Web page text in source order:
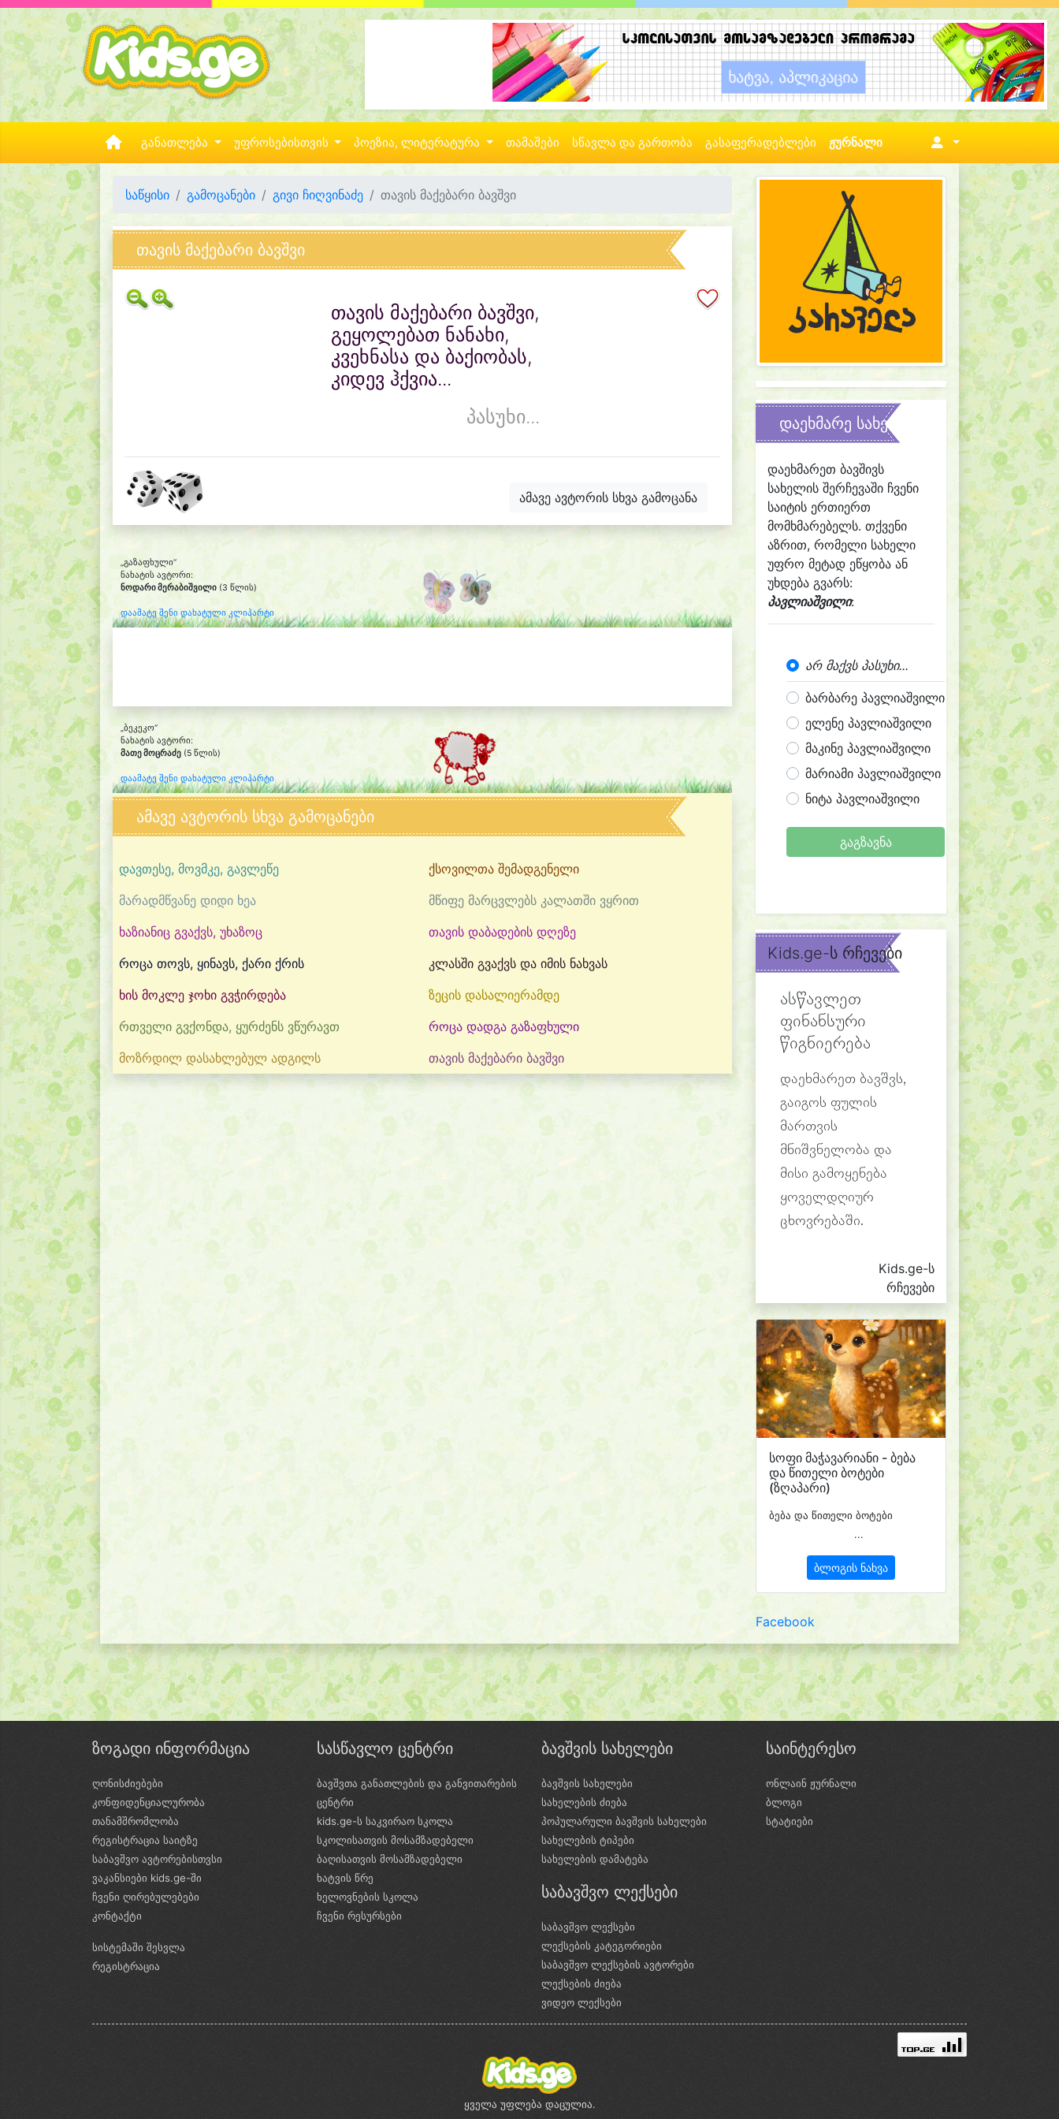
განათლება უფროსებისთვის პოეზია, ლიტერატურა თამაშები სწავლა და გართობა გასაფერადებლები ჟურნალი
საწყისი გამოცანები გივი ჩიღვინაძე თავის მაქებარი ბავშვი
თავის მაქებარი ბავშვი
თავის მაქებარი ბავშვი,
გეყოლებათ ნანახი,
კვეხნასა და ბაქიობას,
კიდევ ჰქვია...
პასუხი...
ამავე ავტორის სხვა გამოცანა
„გაზაფხული“
ნახატის ავტორი:
ნოდარი მერაბიშვილი (3 წლის)
დაამატე შენი დახატული კლიპარტი
„ბეკეკო“
ნახატის ავტორი:
მათე მოცრაძე (5 წლის)
დაამატე შენი დახატული კლიპარტი
ამავე ავტორის სხვა გამოცანები
დავთესე, მოვმკე, გავლეწე
ქსოვილთა შემადგენელი
მარადმწვანე დიდი ხეა
მწიფე მარცვლებს კალათში ვყრით
ხაზიანიც გვაქვს, უხაზოც
თავის დაბადების დღეზე
როცა თოვს, ყინავს, ქარი ქრის
კლასში გვაქვს და იმის ნახვას
ხის მოკლე ჯოხი გვჭირდება
ზეცის დასალიერამდე
რთველი გვქონდა, ყურძენს ვწურავთ
როცა დადგა გაზაფხული
მოზრდილ დასახლებულ ადგილს
თავის მაქებარი ბავშვი
დაეხმარე სახელის შერჩევაში
დაეხმარეთ ბავშივს
სახელის შერჩევაში ჩვენი
საიტის ერთიერთ
მომხმარებელს. თქვენი
აზრით, რომელი სახელი
უფრო მეტად ეწყობა ან
უხდება გვარს:
პავლიაშვილი:
არ მაქვს პასუხი...
ბარბარე პავლიაშვილი
ელენე პავლიაშვილი
მაკინე პავლიაშვილი
მარიამი პავლიაშვილი
ნიტა პავლიაშვილი
გაგზავნა
Kids.ge-ს რჩევები
ასწავლეთ
ფინანსური
წიგნიერება
დაეხმარეთ ბავშვს,
გაიგოს ფულის
მართვის
მნიშვნელობა და
მისი გამოყენება
ყოველდღიურ
ცხოვრებაში.
Kids.ge-ს
რჩევები
სოფი მაჭავარიანი - ბება
და წითელი ბოტები
(ზღაპარი)
ბება და წითელი ბოტები
...
ბლოგის ნახვა
Facebook
ზოგადი ინფორმაცია
ღონისძიებები
კონფიდენციალურობა
თანამშრომლობა
რეგისტრაცია საიტზე
საბავშვო ავტორებისთვსი
ვაკანსიები kids.ge-ში
ჩვენი ღირებულებები
კონტაქტი
სისტემაში შესვლა
რეგისტრაცია
სასწავლო ცენტრი
ბავშვთა განათლების და განვითარების
ცენტრი
kids.ge-ს საკვირაო სკოლა
სკოლისათვის მოსამზადებელი
ბაღისათვის მოსამზადებელი
ხატვის წრე
ხელოვნების სკოლა
ჩვენი რესურსები
ბავშვის სახელები
ბავშვის სახელები
სახელების ძიება
პოპულარული ბავშვის სახელები
სახელების ტიპები
სახელების დამატება
საბავშვო ლექსები
საბავშვო ლექსები
ლექსების კატეგორიები
საბავშვო ლექსების ავტორები
ლექსების ძიება
ვიდეო ლექსები
საინტერესო
ონლაინ ჟურნალი
ბლოგი
სტატიები
ყველა უფლება დაცულია.